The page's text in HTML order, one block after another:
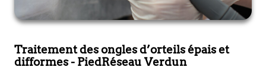
Traitement des ongles d’orteils épais et
difformes- PiedRéseau Verdun